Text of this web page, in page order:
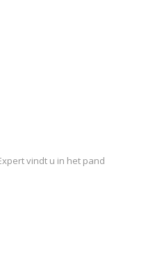
vindt u in het pand